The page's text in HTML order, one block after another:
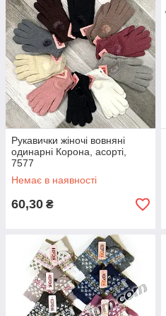
Рукавички жіночі вовняні
одинарні Корона, асорті,
7577
Немає в наявності
60,30 ₴